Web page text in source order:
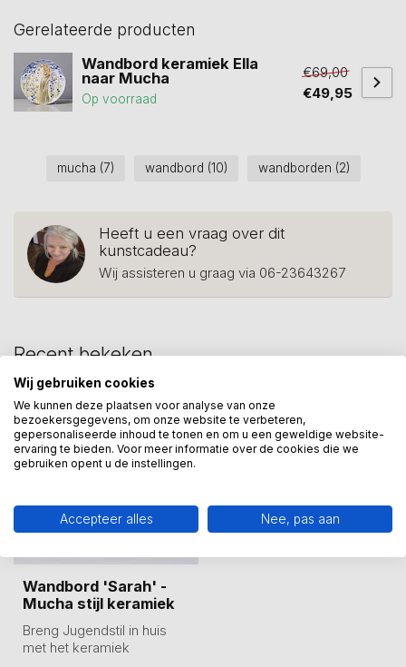
Gerelateerde producten
Wandbord keramiek Ella
naar Mucha
Op voorraad
€69,00
€49,95
mucha (7) wandbord (10) wandborden (2)
Heeft u een vraag over dit
kunstcadeau?
Wij assisteren u graag via 06-23643267
Recent bekeken
-42%
Wandbord 'Sarah' -
Mucha stijl keramiek
Breng Jugendstil in huis
met het keramiek
Wij gebruiken cookies
We kunnen deze plaatsen voor analyse van onze
bezoekersgegevens, om onze website te verbeteren,
gepersonaliseerde inhoud te tonen en om u een geweldige website-
ervaring te bieden. Voor meer informatie over de cookies die we
gebruiken opent u de instellingen.
Accepteer alles Nee, pas aan